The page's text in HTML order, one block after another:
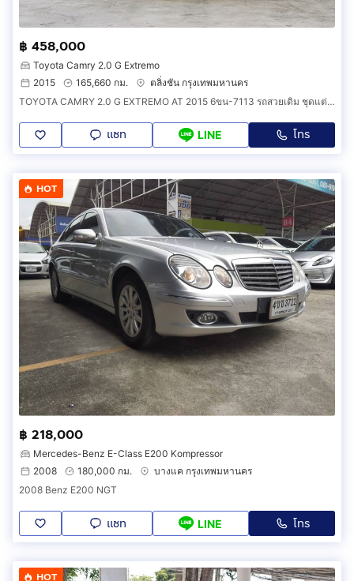
฿ 458,000
Toyota Camry 2.0 G Extremo
2015
165,660 กม.
ตลิ่งชัน กรุงเทพมหานคร
TOYOTA CAMRY 2.0 G EXTREMO AT 2015 6ขน-7113 รถสวยเดิม ชุดแต่งEXTREMO แท้จากโรงงาน พร้อมใช้งาน
แชท LINE โทร
HOT
฿ 218,000
Mercedes-Benz E-Class E200 Kompressor
2008
180,000 กม.
บางแค กรุงเทพมหานคร
2008 Benz E200 NGT
แชท LINE โทร
HOT